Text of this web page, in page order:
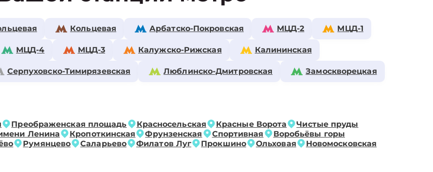
Кольцевая Арбатско-Покровская МЦД-2 МЦД-1
МЦД-4 МЦД-3 Калужско-Рижская Калининская
Серпуховско-Тимирязевская Люблинско-Дмитровская Замоскворецкая
Преображенская площадь Красносельская Красные Ворота
Чистые пруды
Ленина Кропоткинская Фрунзенская Спортивная
Воробьёвы горы
Румянцево Саларьево Филатов Луг Прокшино Ольховая
Новомосковская